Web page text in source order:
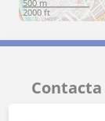
500 m
2000 ft